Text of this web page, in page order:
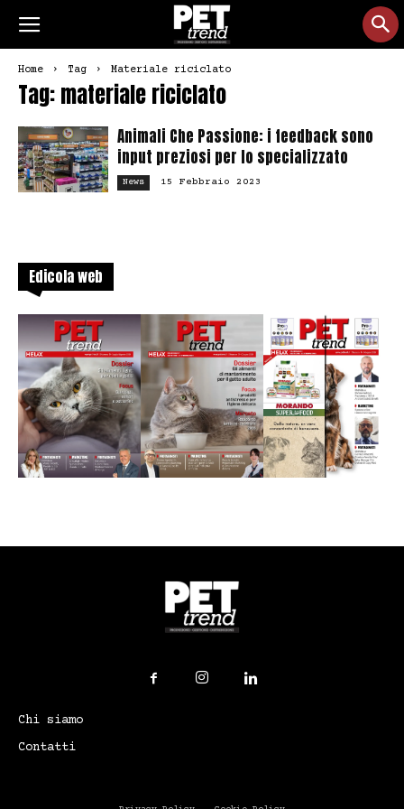
Home Tag Materiale riciclato
Tag: materiale riciclato
Animali Che Passione: i feedback sono
input preziosi per lo specializzato
News 15 Febbraio 2023
Edicola web
Chi siamo
Contatti